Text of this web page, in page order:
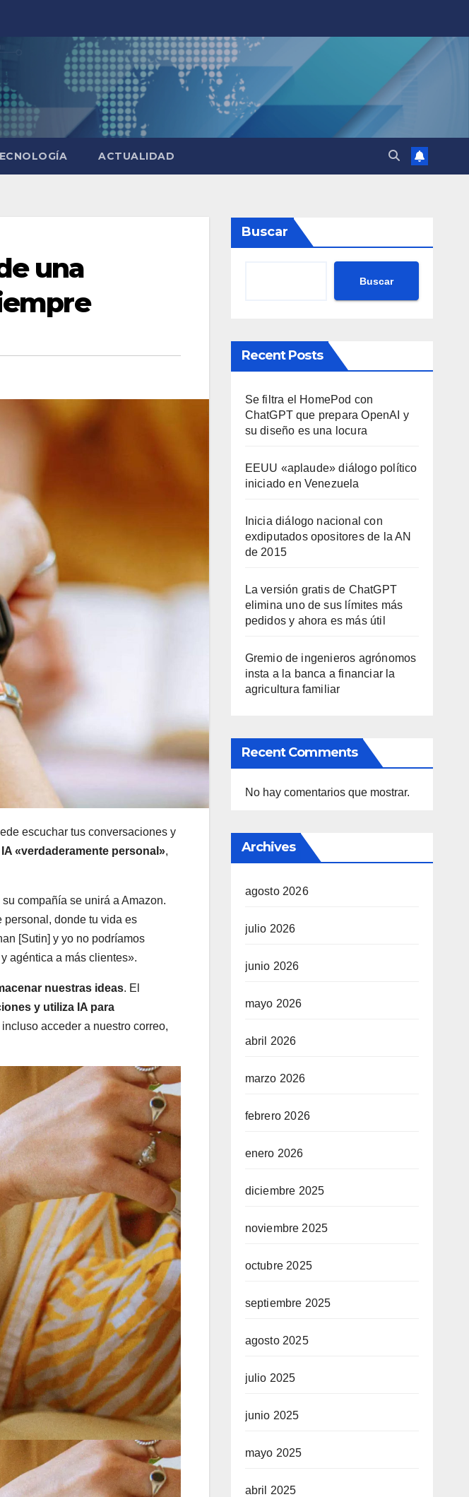
ACTUALIDAD
una
escuchar tus conversaciones y
«verdaderamente personal»,
compañía se unirá a Amazon.
personal, donde tu vida es
[Sutin] y yo no podríamos
agéntica a más clientes».
nuestras ideas. El
y utiliza IA para
acceder a nuestro correo,
Buscar
Buscar
Recent Posts
Se filtra el HomePod con
ChatGPT que prepara OpenAI y
su diseño es una locura
EEUU «aplaude» diálogo político
iniciado en Venezuela
Inicia diálogo nacional con
exdiputados opositores de la AN
de 2015
La versión gratis de ChatGPT
elimina uno de sus límites más
pedidos y ahora es más útil
Gremio de ingenieros agrónomos
insta a la banca a financiar la
agricultura familiar
Recent Comments
No hay comentarios que mostrar.
Archives
agosto 2026
julio 2026
junio 2026
mayo 2026
abril 2026
marzo 2026
febrero 2026
enero 2026
diciembre 2025
noviembre 2025
octubre 2025
septiembre 2025
agosto 2025
julio 2025
junio 2025
mayo 2025
abril 2025